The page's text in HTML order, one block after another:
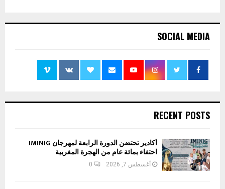
SOCIAL MEDIA
RECENT POSTS
أكادير تحتضن الدورة الرابعة لمهرجان IMINIG
احتفاء بمائة عام من الهجرة المغربية
أغسطس 7, 2026 0